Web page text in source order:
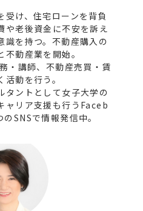
け、住宅ローンを背負
や老後資金に不安を訴え
識を持つ。不動産購入の
動産業を開始。
・講師、不動産売買・賃
動を行う。
タントとして女子大学の
ャリア支援も行うFaceb
SNSで情報発信中。